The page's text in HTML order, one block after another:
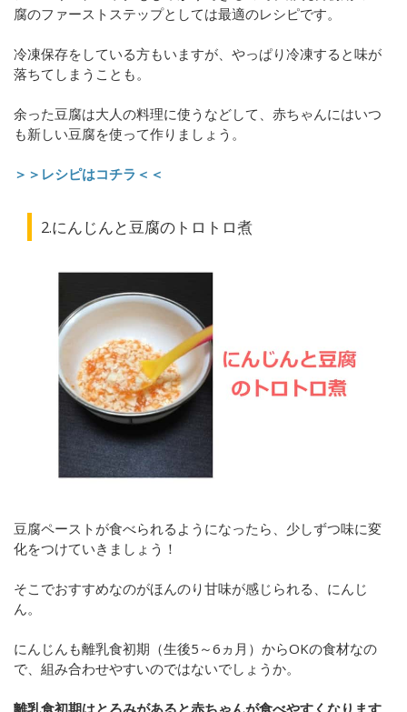
腐のファーストステップとしては最適のレシピです。
冷凍保存をしている方もいますが、やっぱり冷凍すると味が
落ちてしまうことも。
余った豆腐は大人の料理に使うなどして、赤ちゃんにはいつ
も新しい豆腐を使って作りましょう。
＞＞レシピはコチラ＜＜
2.にんじんと豆腐のトロトロ煮
豆腐ペーストが食べられるようになったら、少しずつ味に変
化をつけていきましょう！
そこでおすすめなのがほんのり甘味が感じられる、にんじ
ん。
にんじんも離乳食初期（生後5～6ヵ月）からOKの食材なの
で、組み合わせやすいのではないでしょうか。